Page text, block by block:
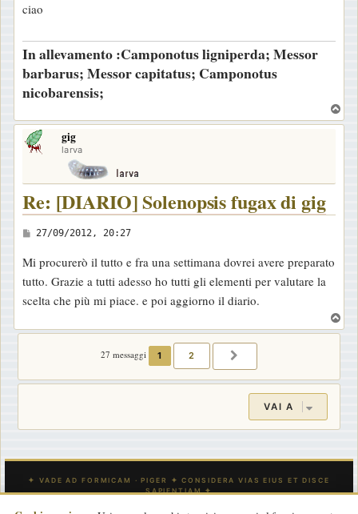
ciao
In allevamento :Camponotus ligniperda; Messor
barbarus; Messor capitatus; Camponotus
nicobarensis;
o
gig
larva
Re: [DIARIO] Solenopsis fugax di gig
M
s
s
a
g
o
27/09/2012, 20:27
Mi procurerò il tutto e fra una settimana dovrei avere preparato
tutto. Grazie a tutti adesso ho tutti gli elementi per valutare la
scelta che più mi piace. e poi aggiorno il diario.
o
27 messaggi 1 2
VAI A